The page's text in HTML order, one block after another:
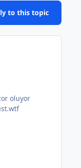
to this topic
oluyor